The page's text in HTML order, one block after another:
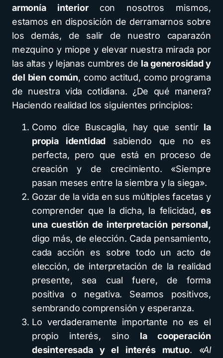
armonía interior con nosotros mismos,
estamos en disposición de derramarnos sobre
los demás, de salir de nuestro caparazón
mezquino y miope y elevar nuestra mirada por
las altas y lejanas cumbres de la generosidad y
del bien común, como actitud, como programa
de nuestra vida cotidiana. ¿De qué manera?
Haciendo realidad los siguientes principios:
Como dice Buscaglia, hay que sentir la
propia identidad sabiendo que no es
perfecta, pero que está en proceso de
creación y de crecimiento. «Siempre
pasan meses entre la siembra y la siega».
Gozar de la vida en sus múltiples facetas y
comprender que la dicha, la felicidad,es
una cuestión de interpretación personal,
digo más, de elección. Cada pensamiento,
cada acción es sobre todo un acto de
elección, de interpretación de la realidad
presente, sea cual fuere, de forma
positiva o negativa. Seamos positivos,
sembrando comprensión y esperanza.
Lo verdaderamente importante no es el
propio interés, sino la cooperación
desinteresada y el interés mutuo. «Al